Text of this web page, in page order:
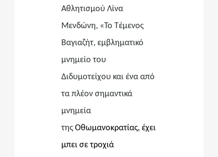
Αθλητισμού Λίνα
Μενδώνη, «Το Τέμενος
Βαγιαζήτ, εμβληματικό
μνημείο του
Διδυμοτείχου και ένα από
τα πλέον σημαντικά
μνημεία
της Oθωμανοκρατίας, έχει
μπει σε τροχιά